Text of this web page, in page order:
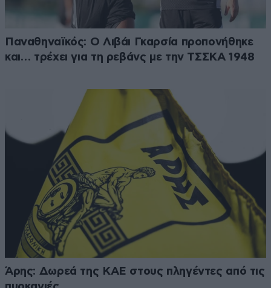
Παναθηναϊκός: Ο Λιβάι Γκαρσία προπονήθηκε
και… τρέχει για τη ρεβάνς με την ΤΣΣΚΑ 1948
Άρης: Δωρεά της ΚΑΕ στους πληγέντες από τις